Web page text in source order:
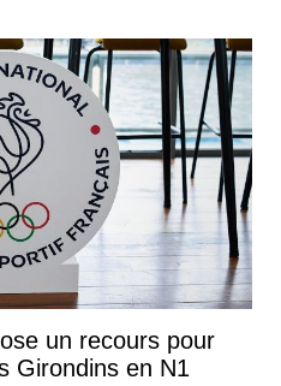
un recours pour
Girondins en N1